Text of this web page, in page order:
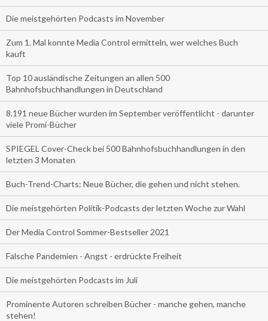
Die meistgehörten Podcasts im November
Zum 1. Mal konnte Media Control ermitteln, wer welches Buch
kauft
Top 10 ausländische Zeitungen an allen 500
Bahnhofsbuchhandlungen in Deutschland
8.191 neue Bücher wurden im September veröffentlicht - darunter
viele Promi-Bücher
SPIEGEL Cover-Check bei 500 Bahnhofsbuchhandlungen in den
letzten 3 Monaten
Buch-Trend-Charts: Neue Bücher, die gehen und nicht stehen.
Die meistgehörten Politik-Podcasts der letzten Woche zur Wahl
Der Media Control Sommer-Bestseller 2021
Falsche Pandemien - Angst - erdrückte Freiheit
Die meistgehörten Podcasts im Juli
Prominente Autoren schreiben Bücher - manche gehen, manche
stehen!